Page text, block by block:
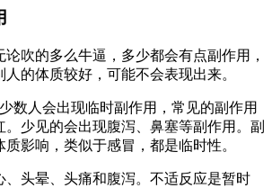
论吹的多么牛逼，多少都会有点副作用，
的体质较好，可能不会表现出来。
数人会出现临时副作用，常见的副作用
少见的会出现腹泻、鼻塞等副作用。副
影响，类似于感冒，都是临时性。
、头晕、头痛和腹泻。不适反应是暂时